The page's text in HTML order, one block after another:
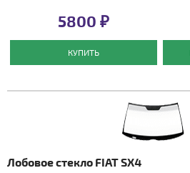
5800 ₽
КУПИТЬ
Лобовое стекло FIAT SX4